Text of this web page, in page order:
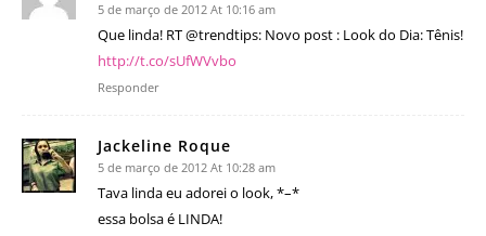
5 de março de 2012 At 10:16 am
Que linda! RT @trendtips: Novo post : Look do Dia: Tênis!
http://t.co/sUfWVvbo
Responder
Jackeline Roque
5 de março de 2012 At 10:28 am
Tava linda eu adorei o look, *–*
essa bolsa é LINDA!